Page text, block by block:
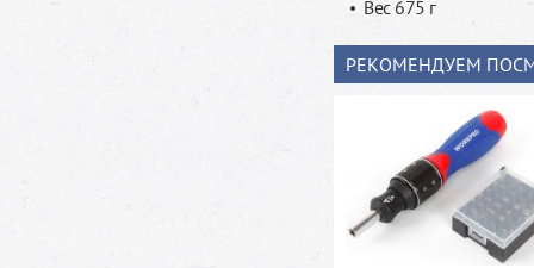
Вес 675 г
РЕКОМЕНДУЕМ